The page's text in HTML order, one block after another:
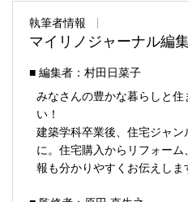
執筆者情報
マイリノジャーナル編
■ 編集者：村田日菜子
みなさんの豊かな暮らしと
い！
建築学科卒業後、住宅ジャ
に。住宅購入からリフォー
報も分かりやすくお伝えしま